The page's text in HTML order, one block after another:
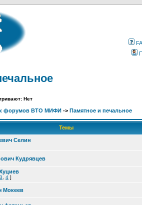
Нет
форумов ВТО МИФИ -> Памятное и печальное
Темы
Селин
Кудрявцев
3 4 ]
Мокеев